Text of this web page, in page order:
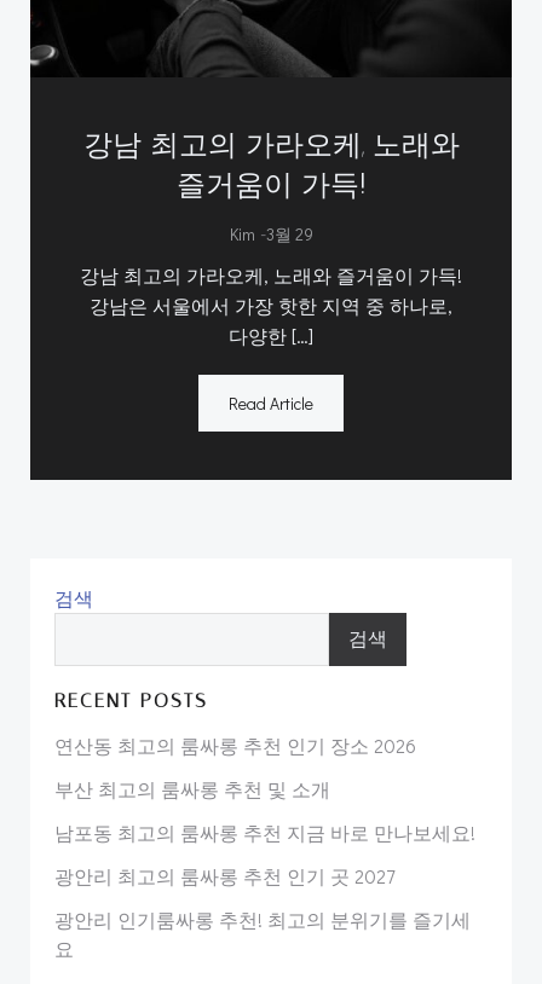
강남 최고의 가라오케, 노래와
즐거움이 가득!
Kim -3월 29
강남 최고의 가라오케, 노래와 즐거움이 가득!
강남은 서울에서 가장 핫한 지역 중 하나로,
다양한 […]
Read Article
검색
검색
RECENT POSTS
연산동 최고의 룸싸롱 추천 인기 장소 2026
부산 최고의 룸싸롱 추천 및 소개
남포동 최고의 룸싸롱 추천 지금 바로 만나보세요!
광안리 최고의 룸싸롱 추천 인기 곳 2027
광안리 인기룸싸롱 추천! 최고의 분위기를 즐기세
요